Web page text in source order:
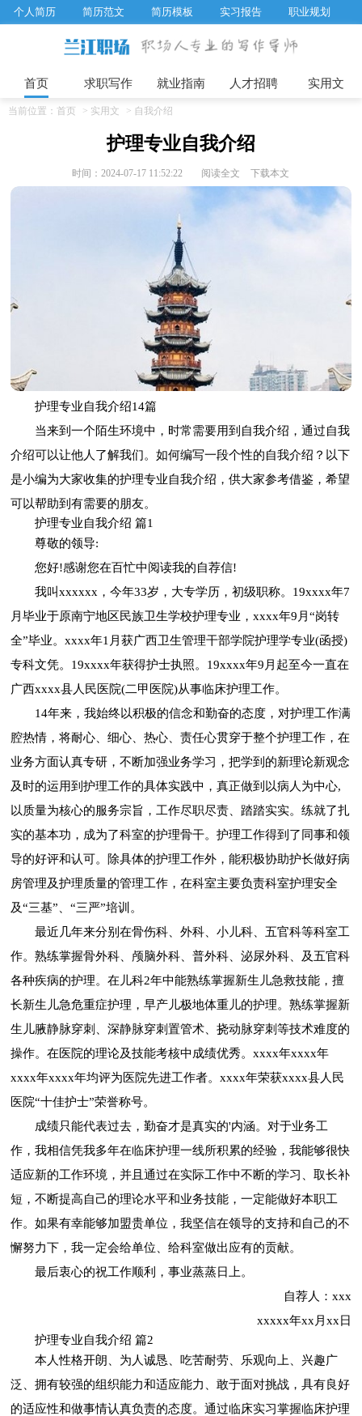
个人简历 简历范文 简历模板 实习报告
职业规划
求职面试题目
招聘选拔 企业文化
工作计划
首页 求职写作 就业指南 人才招聘 实用文
当前位置： 首页 > 实用文 > 自我介绍
护理专业自我介绍
时间：2024-07-17 11:52:22 阅读全文 下载本文
护理专业自我介绍14篇
当来到一个陌生环境中，时常需要用到自我介绍，通过自我
介绍可以让他人了解我们。如何编写一段个性的自我介绍？以下
是小编为大家收集的护理专业自我介绍，供大家参考借鉴，希望
可以帮助到有需要的朋友。
护理专业自我介绍 篇1
尊敬的领导:
您好!感谢您在百忙中阅读我的自荐信!
我叫xxxxxx，今年33岁，大专学历，初级职称。19xxxx年7
月毕业于原南宁地区民族卫生学校护理专业，xxxx年9月“岗转
全”毕业。xxxx年1月获广西卫生管理干部学院护理学专业(函授)
专科文凭。19xxxx年获得护士执照。19xxxx年9月起至今一直在
广西xxxx县人民医院(二甲医院)从事临床护理工作。
14年来，我始终以积极的信念和勤奋的态度，对护理工作满
腔热情，将耐心、细心、热心、责任心贯穿于整个护理工作，在
业务方面认真专研，不断加强业务学习，把学到的新理论新观念
及时的运用到护理工作的具体实践中，真正做到以病人为中心,
以质量为核心的服务宗旨，工作尽职尽责、踏踏实实。练就了扎
实的基本功，成为了科室的护理骨干。护理工作得到了同事和领
导的好评和认可。除具体的护理工作外，能积极协助护长做好病
房管理及护理质量的管理工作，在科室主要负责科室护理安全
及“三基”、“三严”培训。
最近几年来分别在骨伤科、外科、小儿科、五官科等科室工
作。熟练掌握骨外科、颅脑外科、普外科、泌尿外科、及五官科
各种疾病的护理。在儿科2年中能熟练掌握新生儿急救技能，擅
长新生儿急危重症护理，早产儿极地体重儿的护理。熟练掌握新
生儿腋静脉穿刺、深静脉穿刺置管术、挠动脉穿刺等技术难度的
操作。在医院的理论及技能考核中成绩优秀。xxxx年xxxx年
xxxx年xxxx年均评为医院先进工作者。xxxx年荣获xxxx县人民
医院“十佳护士”荣誉称号。
成绩只能代表过去，勤奋才是真实的'内涵。对于业务工
作，我相信凭我多年在临床护理一线所积累的经验，我能够很快
适应新的工作环境，并且通过在实际工作中不断的学习、取长补
短，不断提高自己的理论水平和业务技能，一定能做好本职工
作。如果有幸能够加盟贵单位，我坚信在领导的支持和自己的不
懈努力下，我一定会给单位、给科室做出应有的贡献。
最后衷心的祝工作顺利，事业蒸蒸日上。
自荐人：xxx
xxxxx年xx月xx日
护理专业自我介绍 篇2
本人性格开朗、为人诚恳、吃苦耐劳、乐观向上、兴趣广
泛、拥有较强的组织能力和适应能力、敢于面对挑战，具有良好
的适应性和做事情认真负责的态度。通过临床实习掌握临床护理